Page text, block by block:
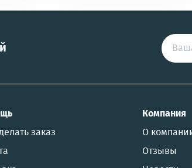
заказ
Компания
О
Отзывы